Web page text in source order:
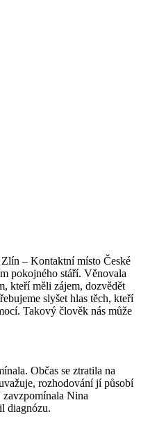
– Kontaktní místo České
pokojného stáří. Věnovala
kteří měli zájem, dozvědět
slyšet hlas těch, kteří
Takový člověk nás může
Občas se ztratila na
rozhodování jí působí
Nina
diagnózu.